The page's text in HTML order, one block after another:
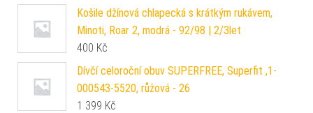
Košile džínová chlapecká s krátkým rukávem,
Minoti, Roar 2, modrá - 92/98 | 2/3let
400 Kč
Dívčí celoroční obuv SUPERFREE, Superfit ,1-
000543-5520, růžová - 26
1 399 Kč